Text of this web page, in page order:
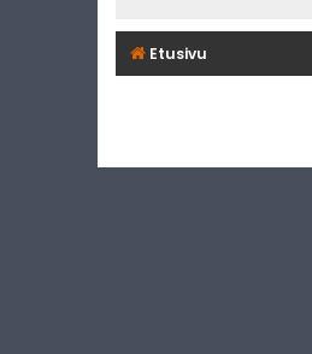
Etusivu